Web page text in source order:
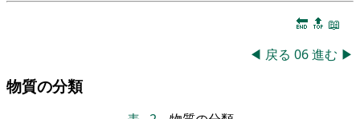
🔚 🔝 📖
◀ 戻る 06進む ▶
物質の分類